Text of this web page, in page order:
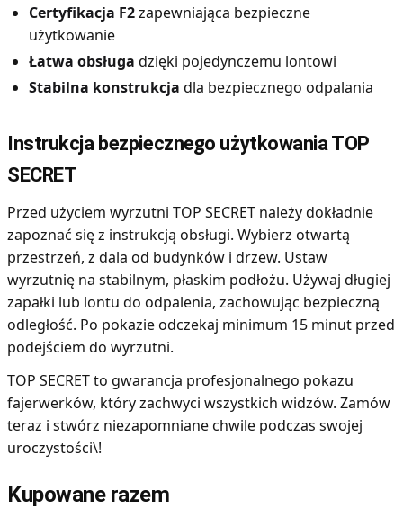
Certyfikacja F2zapewniająca bezpieczne
użytkowanie
Łatwa obsługa dzięki pojedynczemu lontowi
Stabilna konstrukcja dla bezpiecznego odpalania
Instrukcja bezpiecznego użytkowania TOP
SECRET
Przed użyciem wyrzutni TOP SECRET należy dokładnie
zapoznać się z instrukcją obsługi. Wybierz otwartą
przestrzeń, z dala od budynków i drzew. Ustaw
wyrzutnię na stabilnym, płaskim podłożu. Używaj długiej
zapałki lub lontu do odpalenia, zachowując bezpieczną
odległość. Po pokazie odczekaj minimum 15 minut przed
podejściem do wyrzutni.
TOP SECRET to gwarancja profesjonalnego pokazu
fajerwerków, który zachwyci wszystkich widzów. Zamów
teraz i stwórz niezapomniane chwile podczas swojej
uroczystości\!
Kupowane razem